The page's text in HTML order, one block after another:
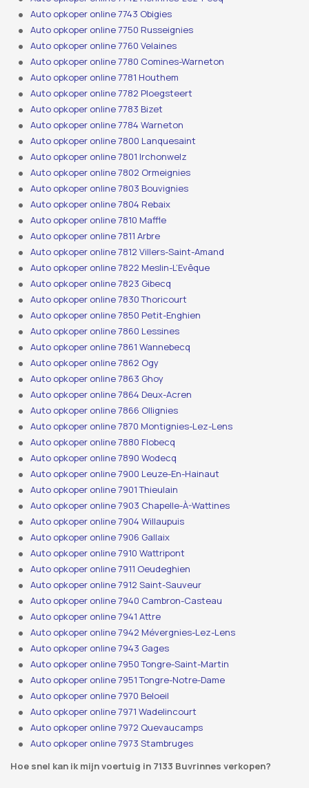
Auto opkoper online 7743 Obigies
Auto opkoper online 7750 Russeignies
Auto opkoper online 7760 Velaines
Auto opkoper online 7780 Comines-Warneton
Auto opkoper online 7781 Houthem
Auto opkoper online 7782 Ploegsteert
Auto opkoper online 7783 Bizet
Auto opkoper online 7784 Warneton
Auto opkoper online 7800 Lanquesaint
Auto opkoper online 7801 Irchonwelz
Auto opkoper online 7802 Ormeignies
Auto opkoper online 7803 Bouvignies
Auto opkoper online 7804 Rebaix
Auto opkoper online 7810 Maffle
Auto opkoper online 7811 Arbre
Auto opkoper online 7812 Villers-Saint-Amand
Auto opkoper online 7822 Meslin-L’Evêque
Auto opkoper online 7823 Gibecq
Auto opkoper online 7830 Thoricourt
Auto opkoper online 7850 Petit-Enghien
Auto opkoper online 7860 Lessines
Auto opkoper online 7861 Wannebecq
Auto opkoper online 7862 Ogy
Auto opkoper online 7863 Ghoy
Auto opkoper online 7864 Deux-Acren
Auto opkoper online 7866 Ollignies
Auto opkoper online 7870 Montignies-Lez-Lens
Auto opkoper online 7880 Flobecq
Auto opkoper online 7890 Wodecq
Auto opkoper online 7900 Leuze-En-Hainaut
Auto opkoper online 7901 Thieulain
Auto opkoper online 7903 Chapelle-À-Wattines
Auto opkoper online 7904 Willaupuis
Auto opkoper online 7906 Gallaix
Auto opkoper online 7910 Wattripont
Auto opkoper online 7911 Oeudeghien
Auto opkoper online 7912 Saint-Sauveur
Auto opkoper online 7940 Cambron-Casteau
Auto opkoper online 7941 Attre
Auto opkoper online 7942 Mévergnies-Lez-Lens
Auto opkoper online 7943 Gages
Auto opkoper online 7950 Tongre-Saint-Martin
Auto opkoper online 7951 Tongre-Notre-Dame
Auto opkoper online 7970 Beloeil
Auto opkoper online 7971 Wadelincourt
Auto opkoper online 7972 Quevaucamps
Auto opkoper online 7973 Stambruges
Hoe snel kan ik mijn voertuig in 7133 Buvrinnes verkopen?